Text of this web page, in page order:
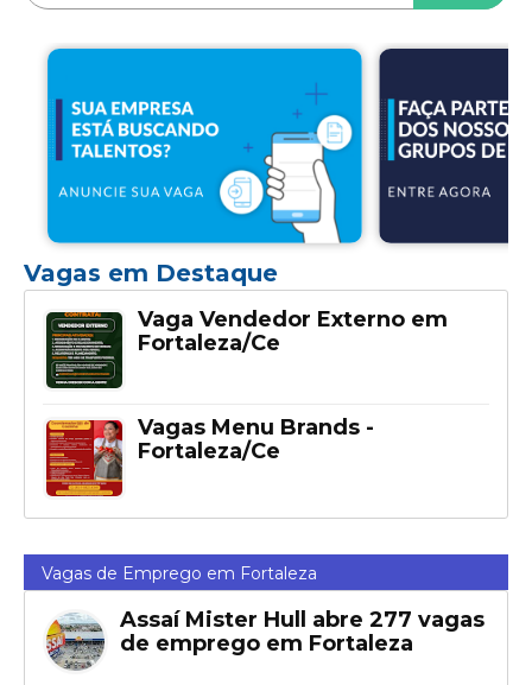
Vagas em Destaque
Vaga Vendedor Externo em
Fortaleza/Ce
Vagas Menu Brands -
Fortaleza/Ce
Vagas de Emprego em Fortaleza
Assaí Mister Hull abre 277 vagas
de emprego em Fortaleza